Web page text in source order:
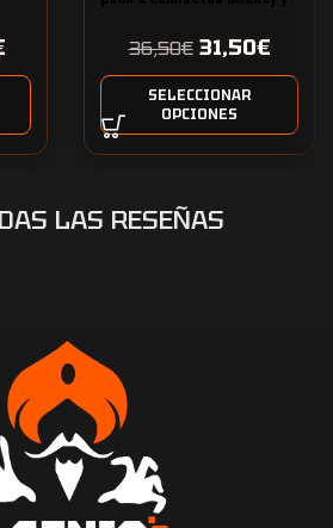
personalizado
36,50€ 31,50€
SELECCIONAR
OPCIONES
LAS RESEÑAS